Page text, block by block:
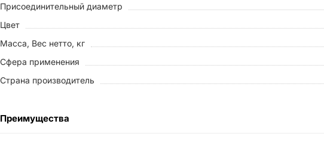
Присоединительный диаметр
Цвет
Масса, Вес нетто, кг
Сфера применения
Страна производитель
Преимущества